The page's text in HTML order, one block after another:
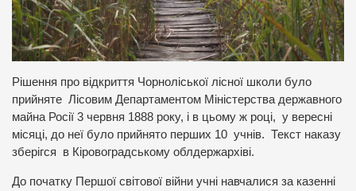
Рішення про відкриття Чорноліської лісної школи було
прийняте Лісовим Департаментом Міністерства державного
майна Росії 3 червня 1888 року, і в цьому ж році, у вересні
місяці, до неї було прийнято перших 10 учнів. Текст наказу
зберігся в Кіровоградському облдержархіві.
До початку Першої світової війни учні навчалися за казенні